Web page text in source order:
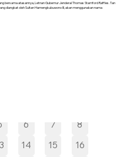
6 7
8
14 15
16
bersama atasannya, Letnan Gubernur Jenderal Thomas Stamford Raffles. Tan
diangkat oleh Sultan Hamengkubuwono III, akan menggunakan nama